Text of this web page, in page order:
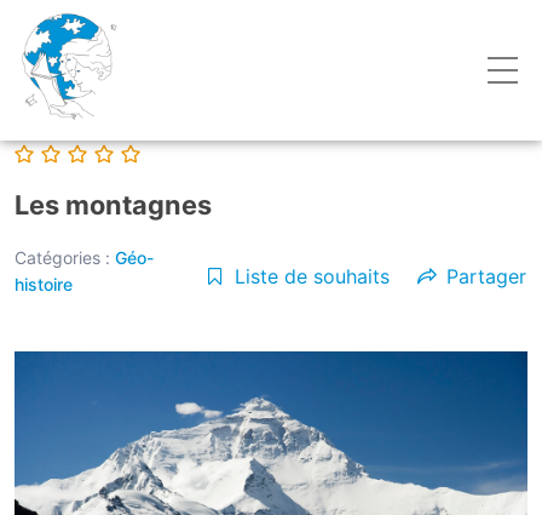
Les montagnes
Catégories : Géo-
histoire
Liste de souhaits Partager